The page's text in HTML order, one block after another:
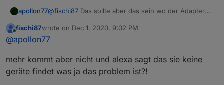
apollon77@fischi87 Das sollte aber das sein wo der Adapter
Online
fischi87wrote on Dec 1, 2020, 9:02 PM
last edited by
@apollon77
mehr kommt aber nicht und alexa sagt das sie keine
geräte findet was ja das problem ist?!